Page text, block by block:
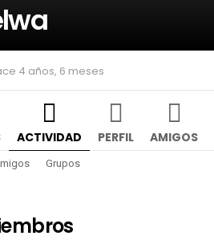
4 años, 6 meses
ACTIVIDAD PERFIL AMIGOS
Grupos